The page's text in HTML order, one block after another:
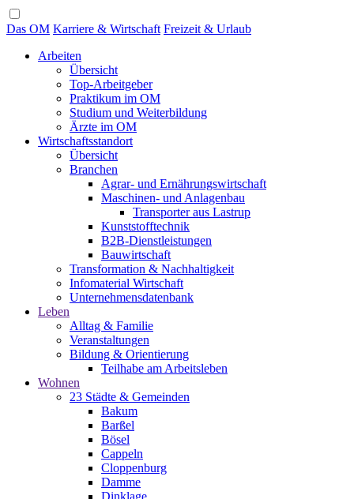
Das OM Karriere & Wirtschaft Freizeit & Urlaub
Arbeiten
Übersicht
Top-Arbeitgeber
Praktikum im OM
Studium und Weiterbildung
Ärzte im OM
Wirtschaftsstandort
Übersicht
Branchen
Agrar- und Ernährungswirtschaft
Maschinen- und Anlagenbau
Transporter aus Lastrup
Kunststofftechnik
B2B-Dienstleistungen
Bauwirtschaft
Transformation & Nachhaltigkeit
Infomaterial Wirtschaft
Unternehmensdatenbank
Leben
Alltag & Familie
Veranstaltungen
Bildung & Orientierung
Teilhabe am Arbeitsleben
Wohnen
23 Städte & Gemeinden
Bakum
Barßel
Bösel
Cappeln
Cloppenburg
Damme
Dinklage